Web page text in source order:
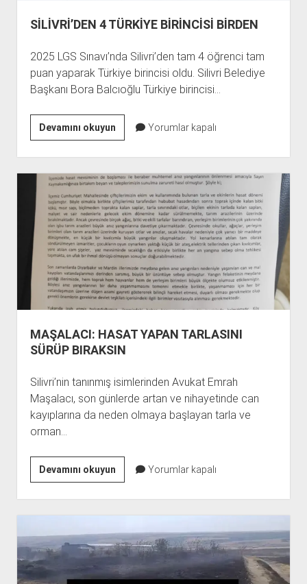
SİLİVRİ’DEN 4 TÜRKİYE BİRİNCİSİ BİRDEN
2025 LGS Sınavı’nda Silivri’den tam 4 öğrenci tam
puan yaparak Türkiye birincisi oldu. Silivri Belediye
Başkanı Bora Balcıoğlu Türkiye birincisi…
Devamını okuyunSİLİVRİ’DEN
4
TÜRKİYE
BİRİNCİSİ
BİRDEN
Yorumlar kapalı
MAŞALACI: HASAT YAPAN TARLASINI
SÜRÜP BIRAKSIN
Silivri’nin tanınmış isimlerinden Avukat Emrah
Maşalacı, son günlerde artan ve nihayetinde can
kayıplarına da neden olmaya başlayan tarla ve
orman…
Devamını okuyunMAŞALACI:
HASAT
YAPAN
TARLASINI
SÜRÜP
BIRAKSIN
Yorumlar kapalı